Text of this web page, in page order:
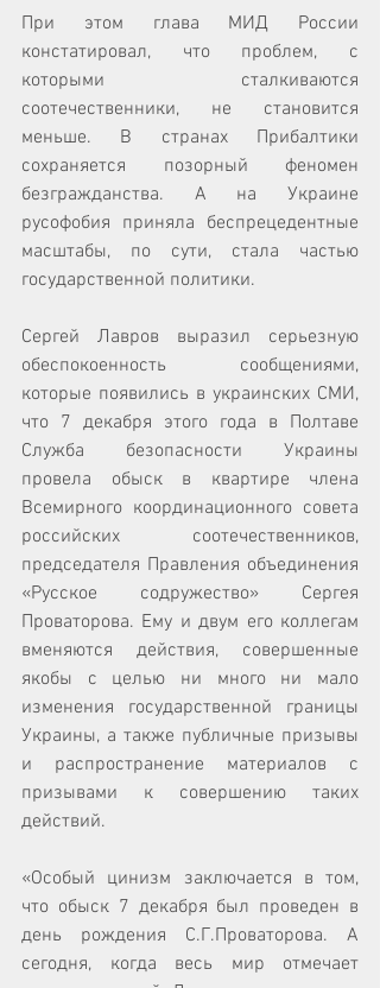
При этом глава МИД России
констатировал, что проблем, с
которыми сталкиваются
соотечественники, не становится
меньше. В странах Прибалтики
сохраняется позорный феномен
безгражданства. А на Украине
русофобия приняла беспрецедентные
масштабы, по сути, стала частью
государственной политики.
Сергей Лавров выразил серьезную
обеспокоенность сообщениями,
которые появились в украинских СМИ,
что 7 декабря этого года в Полтаве
Служба безопасности Украины
провела обыск в квартире члена
Всемирного координационного совета
российских соотечественников,
председателя Правления объединения
«Русское содружество» Сергея
Проваторова. Ему и двум его коллегам
вменяются действия, совершенные
якобы с целью ни много ни мало
изменения государственной границы
Украины, а также публичные призывы
и распространение материалов с
призывами к совершению таких
действий.
«Особый цинизм заключается в том,
что обыск 7 декабря был проведен в
день рождения С.Г.Проваторова. А
сегодня, когда весь мир отмечает